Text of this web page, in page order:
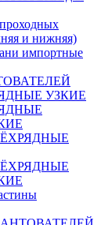
и нижняя)
импортные
УЗКИЕ